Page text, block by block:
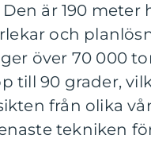
är 190 meter
och
över 70 000
till 90 grader,
från olika
tekniken